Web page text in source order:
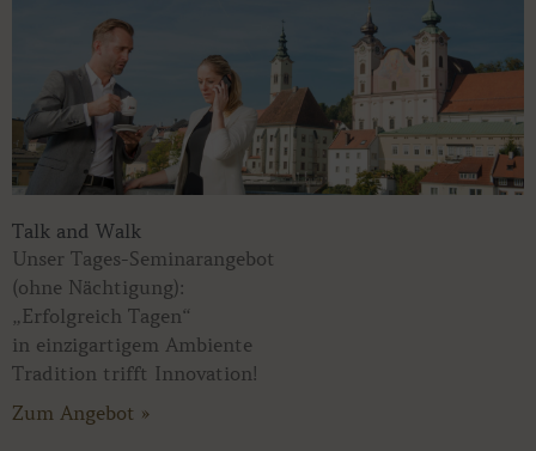
Talk and Walk
Unser Tages-Seminarangebot
(ohne Nächtigung):
„Erfolgreich Tagen“
in einzigartigem Ambiente
Tradition trifft Innovation!
Zum Angebot »